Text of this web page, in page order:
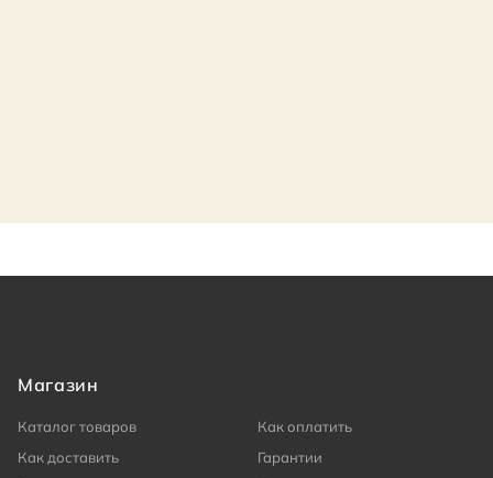
Магазин
Каталог товаров
Как оплатить
Как доставить
Гарантии